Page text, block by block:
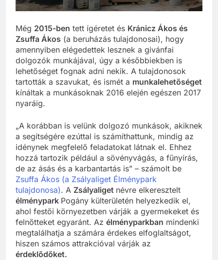
Még 2015-ben tett ígéretet és Kránicz Ákos és
Zsuffa Ákos (a beruházás tulajdonosai), hogy
amennyiben elégedettek lesznek a givánfai
dolgozók munkájával, úgy a későbbiekben is
lehetőséget fognak adni nekik. A tulajdonosok
tartották a szavukat, és ismét a munkalehetőséget
kínáltak a munkásoknak 2016 elején egészen 2017
nyaráig.
„A korábban is velünk dolgozó munkások, akiknek
a segítségére ezúttal is számíthattunk, mindig az
idénynek megfelelő feladatokat látnak el. Ehhez
hozzá tartozik például a sövényvágás, a fűnyírás,
de az ásás és a karbantartás is” – számolt be
Zsuffa Ákos (a Zsályaliget Élménypark
tulajdonosa). A Zsályaliget névre elkeresztelt
élménypark Pogány külterületén helyezkedik el,
ahol festői környezetben várják a gyermekeket és
felnőtteket egyaránt. Az élményparkban mindenki
megtalálhatja a számára érdekes elfoglaltságot,
hiszen számos attrakcióval várják az
érdeklődőket.